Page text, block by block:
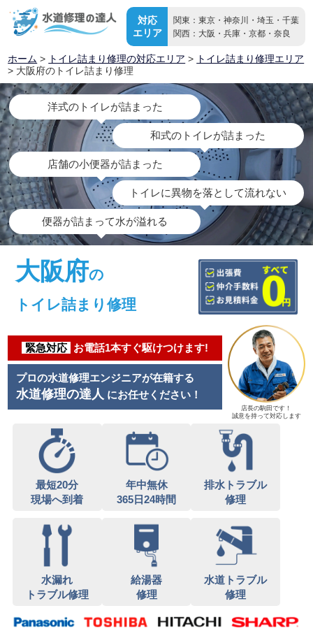
対応
エリア
関東：東京・神奈川・埼玉・千葉
関西：大阪・兵庫・京都・奈良
ホーム > トイレ詰まり修理の対応エリア > トイレ詰まり修理エリア
> 大阪府のトイレ詰まり修理
洋式のトイレが詰まった
和式のトイレが詰まった
店舗の小便器が詰まった
トイレに異物を落として流れない
便器が詰まって水が溢れる
大阪府の
トイレ詰まり修理
緊急対応 お電話1本すぐ駆けつけます!
プロの水道修理エンジニアが在籍する
水道修理の達人 にお任せください！
店長の駒田です！
誠意を持って対応します
最短20分
現場へ到着
年中無休
365日24時間
排水トラブル
修理
水漏れ
トラブル修理
給湯器
修理
水道トラブル
修理